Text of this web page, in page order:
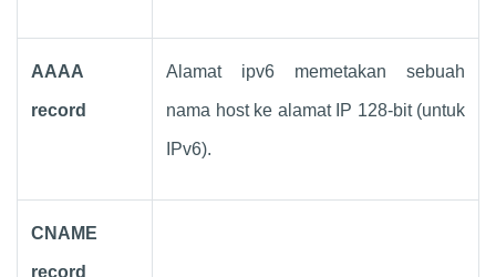
AAAA
record
Alamat ipv6 memetakan sebuah
nama host ke alamat IP 128-bit (untuk
IPv6).
CNAME
record